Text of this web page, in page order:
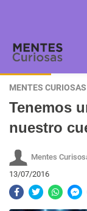
MENTES CURIOSAS
Tenemos
nuestro
Mentes
13/07/2016